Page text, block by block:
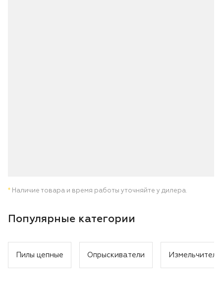
* Наличие товара и время работы уточняйте у дилера.
Популярные категории
Пилы цепные Опрыскиватели Измельчители